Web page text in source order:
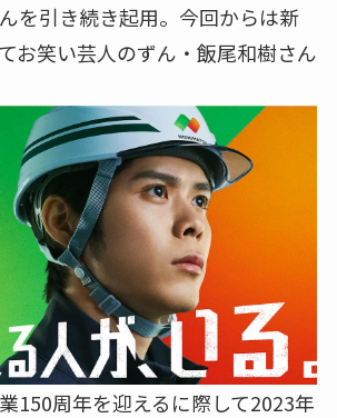
を引き続き起用。今回からは新
お笑い芸人のずん・飯尾和樹さん
150周年を迎えるに際して2023年